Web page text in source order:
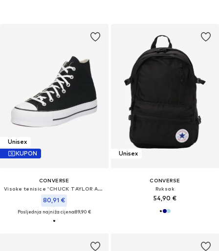
Unisex
KUPON
CONVERSE
Visoke tenisice 'CHUCK TAYLOR ALL STAR LIFT PLATFORM WIDE WIDTH'
80,91 €
Posljednja najniža cijena:89,90 €
Unisex
CONVERSE
Ruksak
54,90 €